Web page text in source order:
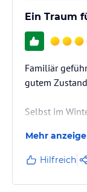
Ein Traum
Familiär
gutem
Selbst im
Wie schon von
Kaninchen,
Bobbycars
Schwimmbad,
Mehr
Hilfreich